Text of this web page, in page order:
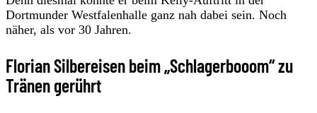
Dortmunder Westfalenhalle ganz nah dabei sein. Noch
näher, als vor 30 Jahren.
Florian Silbereisen beim „Schlagerbooom“ zu
Tränen gerührt